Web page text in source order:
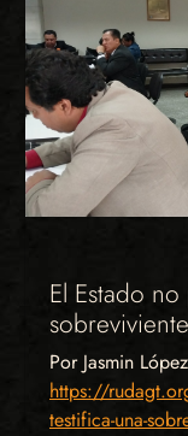
El Estado
Por Jasmin López
https://
testifica-una-